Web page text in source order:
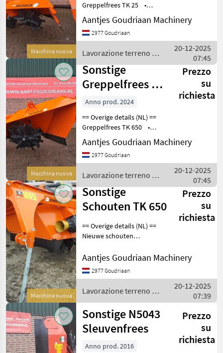
Vermeer
3
Dondi
Case IH
1
Ditch Witch
1
MARKETPLACE
Marketplace
Offerte dei
rivenditori
Annunci
Macchina nuova
Greppelfrees TK 25 •
Verstelbare spreidklep •
Verwisselbare messen 6
stuks • Werkbreedte 80
Aftakas m
Aantjes Goudriaan Machinery
2977 Goudriaan
Lavorazione terreno /
Sonstige
20-12-2025
07:45
Macchina nuova
Sonstige
Greppelfrees TK
650
Prezzo
su
richiesta
Anno prod. 2024
== Overige details (NL) ==
Greppelfrees TK 650 •
Verstelbare spreidklep •
Verwisselbare messen 12
stuks • Werkbreedte 120
Aftaka
Aantjes Goudriaan Machinery
2977 Goudriaan
Lavorazione terreno /
Sonstige
20-12-2025
07:45
Macchina nuova
Sonstige
Schouten TK 650
Prezzo
su
richiesta
== Overige details (NL) ==
Nieuwe schouten
FW 8, greppel is onderaan 8
cm breed Max 30 cm diep
Mechanisch verstelbare
Aantjes Goudriaan Machinery
2977 Goudriaan
Lavorazione terreno /
Sonstige
20-12-2025
07:39
Sonstige N5043
Sleuvenfrees
Prezzo
su
richiesta
Anno prod. 2016